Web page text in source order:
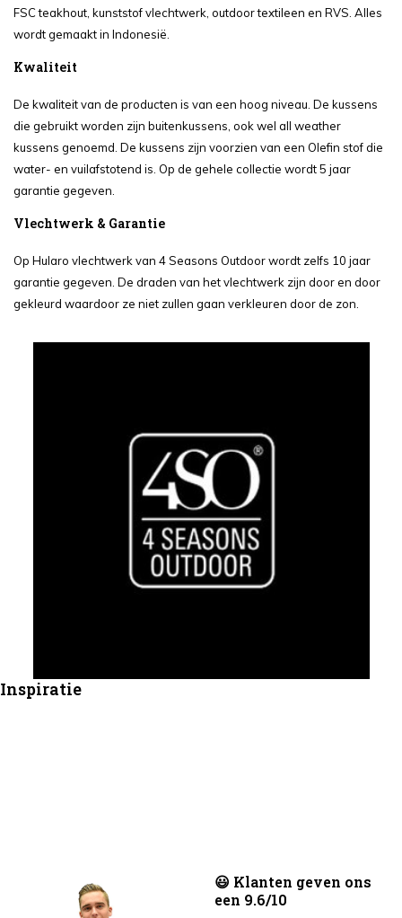
FSC teakhout, kunststof vlechtwerk, outdoor textileen en RVS. Alles
wordt gemaakt in Indonesië.
Kwaliteit
De kwaliteit van de producten is van een hoog niveau. De kussens
die gebruikt worden zijn buitenkussens, ook wel all weather
kussens genoemd. De kussens zijn voorzien van een Olefin stof die
water- en vuilafstotend is. Op de gehele collectie wordt 5 jaar
garantie gegeven.
Vlechtwerk & Garantie
Op Hularo vlechtwerk van 4 Seasons Outdoor wordt zelfs 10 jaar
garantie gegeven. De draden van het vlechtwerk zijn door en door
gekleurd waardoor ze niet zullen gaan verkleuren door de zon.
Inspiratie
😃 Klanten geven ons
een 9.6/10